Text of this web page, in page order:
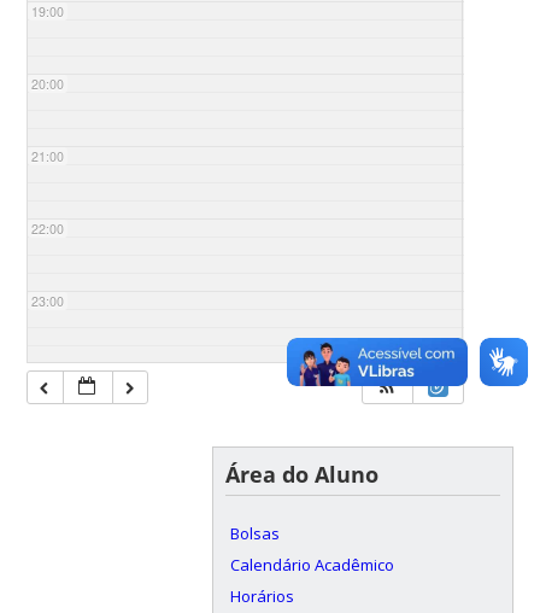
19:00
20:00
21:00
22:00
23:00
Área do Aluno
Bolsas
Calendário Acadêmico
Horários